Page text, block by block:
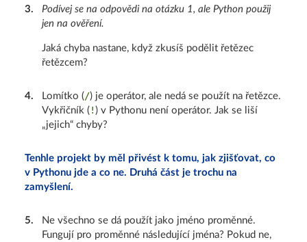
3.
Podívej se na odpovědi na otázku 1, ale Python použij
jen na ověření.
Jaká chyba nastane, když zkusíš podělit řetězec
řetězcem?
4. Lomítko ( /) je operátor, ale nedá se použít na řetězce.
Vykřičník ( !) v Pythonu není operátor. Jak se liší
„jejich“ chyby?
Tenhle projekt by měl přivést k tomu, jak zjišťovat, co
v Pythonu jde a co ne. Druhá část je trochu na
zamyšlení.
5.
Ne všechno se dá použít jako jméno proměnné.
Fungují pro proměnné následující jména? Pokud ne,